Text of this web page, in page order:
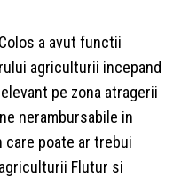
a avut functii
agriculturii incepand
pe zona atragerii
nerambursabile in
poate ar trebui
Flutur si